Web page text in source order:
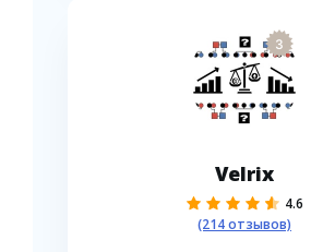
3
Velrix
4.6
(214 отзывов)